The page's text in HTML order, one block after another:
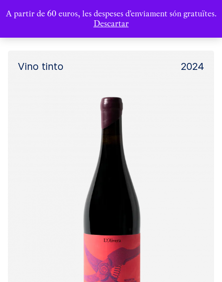
A partir de 60 euros, les despeses d'enviament són gratuïtes.
Descartar
Vino tinto 2024